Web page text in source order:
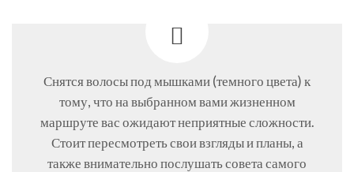
Снятся волосы под мышками (темного цвета) к
тому, что на выбранном вами жизненном
маршруте вас ожидают неприятные сложности.
Стоит пересмотреть свои взгляды и планы, а
также внимательно послушать совета самого